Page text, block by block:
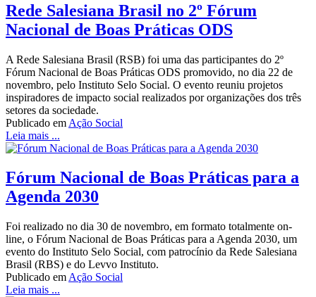
Rede Salesiana Brasil no 2º Fórum
Nacional de Boas Práticas ODS
A Rede Salesiana Brasil (RSB) foi uma das participantes do 2º
Fórum Nacional de Boas Práticas ODS promovido, no dia 22 de
novembro, pelo Instituto Selo Social. O evento reuniu projetos
inspiradores de impacto social realizados por organizações dos três
setores da sociedade.
Publicado em Ação Social
Leia mais ...
Fórum Nacional de Boas Práticas para a
Agenda 2030
Foi realizado no dia 30 de novembro, em formato totalmente on-
line, o Fórum Nacional de Boas Práticas para a Agenda 2030, um
evento do Instituto Selo Social, com patrocínio da Rede Salesiana
Brasil (RBS) e do Levvo Instituto.
Publicado em Ação Social
Leia mais ...